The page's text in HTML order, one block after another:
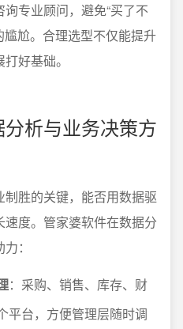
专业顾问，避免“买了不
尴尬。合理选型不仅能提升
好基础。
析与业务决策方
胜的关键，能否用数据驱
度。管家婆软件在数据分
：
：采购、销售、库存、财
平台，方便管理层随时调